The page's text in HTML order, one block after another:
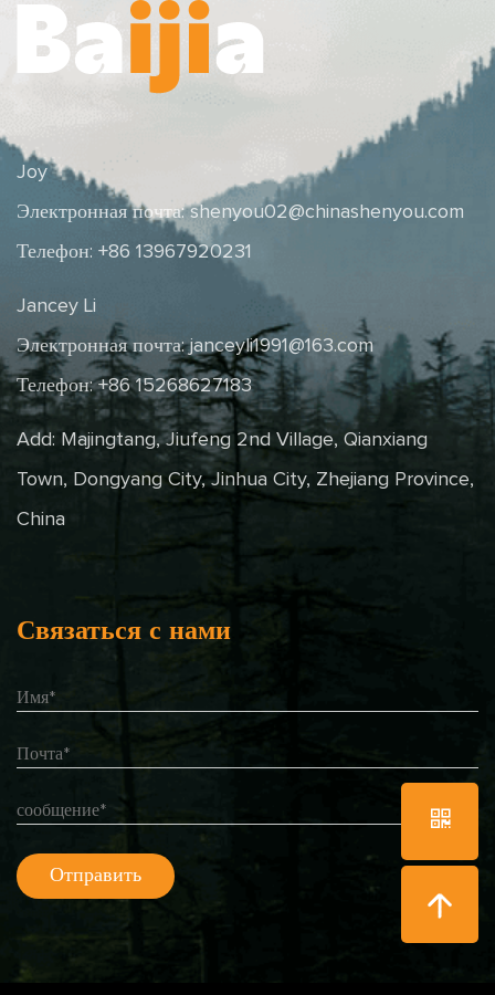
Joy
Электронная почта:shenyou02@chinashenyou.com
Телефон: +86 13967920231
Jancey Li
Электронная почта:janceyli1991@163.com
Телефон: +86 15268627183
Add: Majingtang, Jiufeng 2nd Village, Qianxiang
Town, Dongyang City, Jinhua City, Zhejiang Province,
China
Связаться с нами